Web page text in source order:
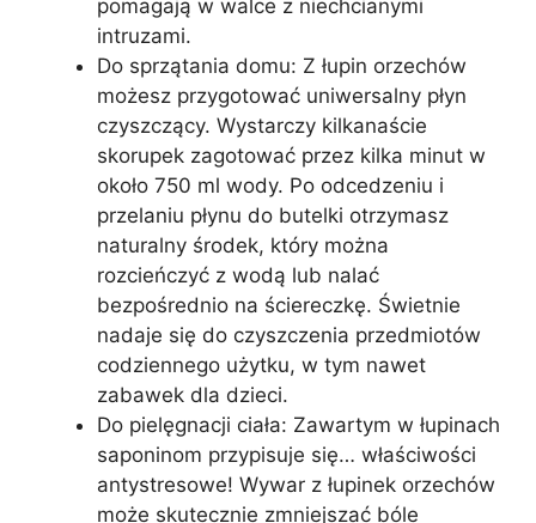
pomagają w walce z niechcianymi
intruzami.
Do sprzątania domu: Z łupin orzechów
możesz przygotować uniwersalny płyn
czyszczący. Wystarczy kilkanaście
skorupek zagotować przez kilka minut w
około 750 ml wody. Po odcedzeniu i
przelaniu płynu do butelki otrzymasz
naturalny środek, który można
rozcieńczyć z wodą lub nalać
bezpośrednio na ściereczkę. Świetnie
nadaje się do czyszczenia przedmiotów
codziennego użytku, w tym nawet
zabawek dla dzieci.
Do pielęgnacji ciała: Zawartym w łupinach
saponinom przypisuje się… właściwości
antystresowe! Wywar z łupinek orzechów
może skutecznie zmniejszać bóle